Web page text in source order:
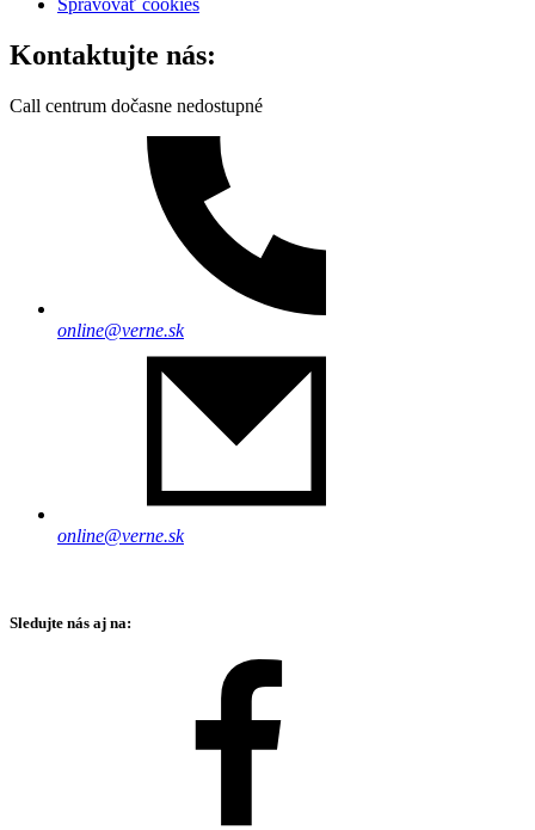
Spravovať cookies
Kontaktujte nás:
Call centrum dočasne nedostupné
online@verne.sk
online@verne.sk
Sledujte nás aj na: